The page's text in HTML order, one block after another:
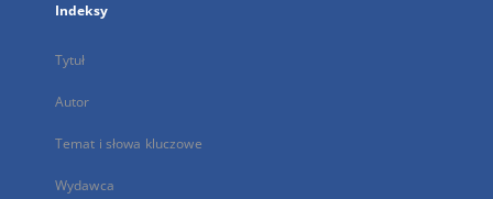
Indeksy
Tytuł
Autor
Temat i słowa kluczowe
Wydawca